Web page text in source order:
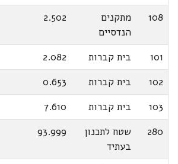
108
מתקנים
הנדסיים
2.502
101 בית קברות
2.082
102
בית קברות
0.653
103
בית קברות
7.610
280
שטח לתכנון
בעתיד
93.999